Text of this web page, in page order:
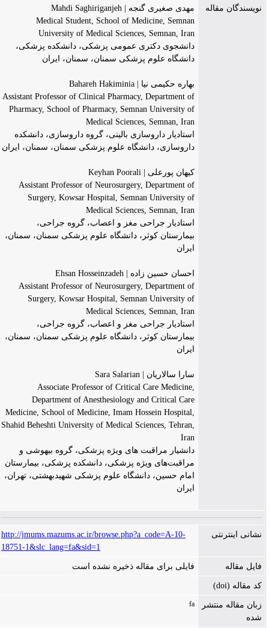
نویسندگان مقاله
مهدی صغیری گنجه | Mahdi Saghiriganjeh
Medical Student, School of Medicine, Semnan
University of Medical Sciences, Semnan, Iran
دانشجوی دکتری عمومی پزشکی، دانشکده پزشکی،
دانشگاه علوم پزشکی سمنان، سمنان، ایران
بهاره حکیمی نیا | Bahareh Hakiminia
Assistant Professor of Clinical Pharmacy, Department of
Pharmacy, School of Pharmacy, Semnan University of
Medical Sciences, Semnan, Iran
استادیار داروسازی بالینی، گروه داروسازی، دانشکده
داروسازی، دانشگاه علوم پزشکی سمنان، سمنان، ایران
کیهان پورعلی | Keyhan Poorali
Assistant Professor of Neurosurgery, Department of
Surgery, Kowsar Hospital, Semnan University of
Medical Sciences, Semnan, Iran
استادیار جراحی مغز و اعصاب، گروه جراحی،
بیمارستان کوثر، دانشگاه علوم پزشکی سمنان، سمنان،
ایران
احسان حسین زاده | Ehsan Hosseinzadeh
Assistant Professor of Neurosurgery, Department of
Surgery, Kowsar Hospital, Semnan University of
Medical Sciences, Semnan, Iran
استادیار جراحی مغز و اعصاب، گروه جراحی،
بیمارستان کوثر، دانشگاه علوم پزشکی سمنان، سمنان،
ایران
سارا سالاریان | Sara Salarian
Associate Professor of Critical Care Medicine,
Department of Anesthesiology and Critical Care
Medicine, School of Medicine, Imam Hossein Hospital,
Shahid Beheshti University of Medical Sciences, Tehran,
Iran
دانشیار مراقبت های ویژه پزشکی، گروه بیهوشی و
مراقبت‌های ویژه پزشکی، دانشکده پزشکی، بیمارستان
امام حسین، دانشگاه علوم پزشکی شهیدبهشتی، تهران،
ایران
نشانی اینترنتی
http://jmums.mazums.ac.ir/browse.php?a_code=A-10-
18751-1&slc_lang=fa&sid=1
فایل مقاله فایلی برای مقاله ذخیره نشده است
کد مقاله (doi)
زبان مقاله منتشر
شده